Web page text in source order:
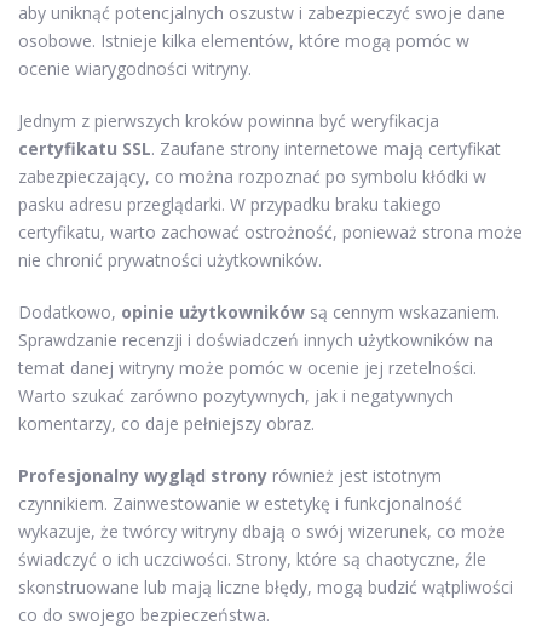
aby uniknąć potencjalnych oszustw i zabezpieczyć swoje dane
osobowe. Istnieje kilka elementów, które mogą pomóc w
ocenie wiarygodności witryny.
Jednym z pierwszych kroków powinna być weryfikacja
certyfikatu SSL. Zaufane strony internetowe mają certyfikat
zabezpieczający, co można rozpoznać po symbolu kłódki w
pasku adresu przeglądarki. W przypadku braku takiego
certyfikatu, warto zachować ostrożność, ponieważ strona może
nie chronić prywatności użytkowników.
Dodatkowo, opinie użytkowników są cennym wskazaniem.
Sprawdzanie recenzji i doświadczeń innych użytkowników na
temat danej witryny może pomóc w ocenie jej rzetelności.
Warto szukać zarówno pozytywnych, jak i negatywnych
komentarzy, co daje pełniejszy obraz.
Profesjonalny wygląd strony również jest istotnym
czynnikiem. Zainwestowanie w estetykę i funkcjonalność
wykazuje, że twórcy witryny dbają o swój wizerunek, co może
świadczyć o ich uczciwości. Strony, które są chaotyczne, źle
skonstruowane lub mają liczne błędy, mogą budzić wątpliwości
co do swojego bezpieczeństwa.